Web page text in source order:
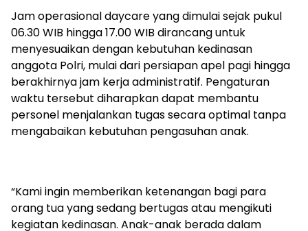
Jam operasional daycare yang dimulai sejak pukul
06.30 WIB hingga 17.00 WIB dirancang untuk
menyesuaikan dengan kebutuhan kedinasan
anggota Polri, mulai dari persiapan apel pagi hingga
berakhirnya jam kerja administratif. Pengaturan
waktu tersebut diharapkan dapat membantu
personel menjalankan tugas secara optimal tanpa
mengabaikan kebutuhan pengasuhan anak.
“Kami ingin memberikan ketenangan bagi para
orang tua yang sedang bertugas atau mengikuti
kegiatan kedinasan. Anak-anak berada dalam